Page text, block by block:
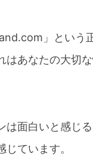
」という
あなたの大切
面白いと感じ
ています。